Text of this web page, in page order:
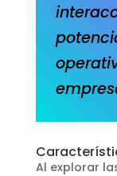
Al explorar